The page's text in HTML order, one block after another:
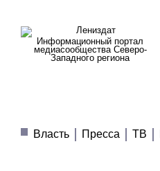
Информационный портал
медиасообщества Северо-
Западного региона
Власть
Пресса ТВ